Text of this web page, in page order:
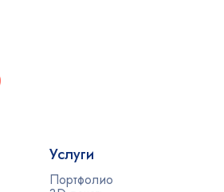
Услуги
Портфолио